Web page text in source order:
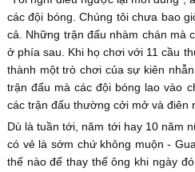
các đội bóng. Chúng tôi chưa bao
cả. Những trận đấu nhàm chán mà
ở phía sau. Khi họ chơi với 11 cầu
thành một trò chơi của sự kiên
trận đấu mà các đội bóng lao vào
các trận đấu thường cởi mở và điên
Dù là tuần tới, năm tới hay 10 năm
có vẻ là sớm chứ không muộn -
thế nào để thay thế ông khi ngày đó